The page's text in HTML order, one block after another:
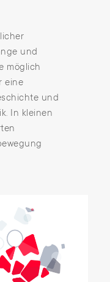
und
möglich
eine
und
In kleinen